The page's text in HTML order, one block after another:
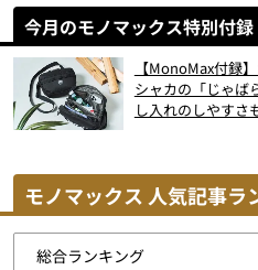
今月のモノマックス特別付録
【MonoMax付録
シャカの「じゃば
し入れのしやすさ
モノマックス 人気記事ラ